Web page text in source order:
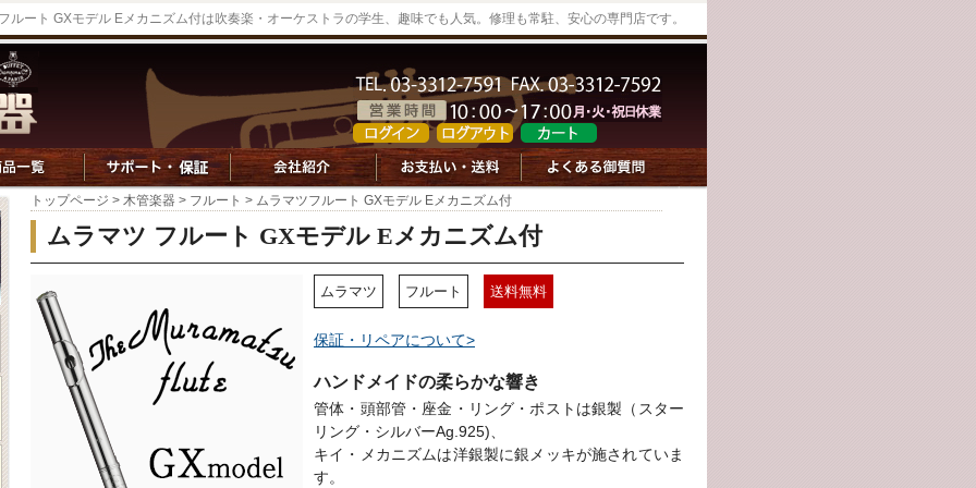
ルート GXモデル Eメカニズム付は吹奏楽・オーケストラの学生、趣味でも人気。修理も常駐、安心の専門店です。
トップページ > 木管楽器 > フルート > ムラマツフルート GXモデル Eメカニズム付
ムラマツ フルート GXモデル Eメカニズム付
ムラマツ フルート 送料無料
保証・リペアについて>
ハンドメイドの柔らかな響き
管体・頭部管・座金・リング・ポストは銀製（スター
リング・シルバーAg.925)、
キイ・メカニズムは洋銀製に銀メッキが施されていま
す。